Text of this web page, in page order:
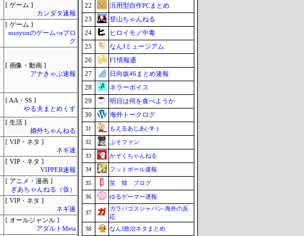
[ ゲーム ]
カンダタ速報
[ ゲーム ]
mutyunのゲーム+αブロ
グ
[ 画像・動画 ]
アナきゃぷ速報
[ AA・SS ]
やる夫まとめくす
[ 生活 ]
婚外ちゃんねる
[ VIP・ネタ ]
ネギ速
[ VIP・ネタ ]
VIPPER速報
[ アニメ・漫画 ]
ぎあちゃんねる（仮）
[ VIP・ネタ ]
ネギ速
[ オールジャンル ]
アダルトMeta
22
汎用型自作PCまとめ
23
登山ちゃんねる
24
ヒロイモノ中毒
25
なんJミュージアム
26
F1情報通
27
日向坂46まとめ速報
28
ネラーボイス
29
明日は何を食べようか
30
海外トークログ
31 もえるあじあ(･∀･)
32 ぷそファン
33 かぞくちゃんねる
34 フットボール速報
35 笑 韓 ブログ
36 ゆるゲーマー遅報
37
ガラパゴスジャパン-海外の反
応
38
なんJ政治ネタまとめ